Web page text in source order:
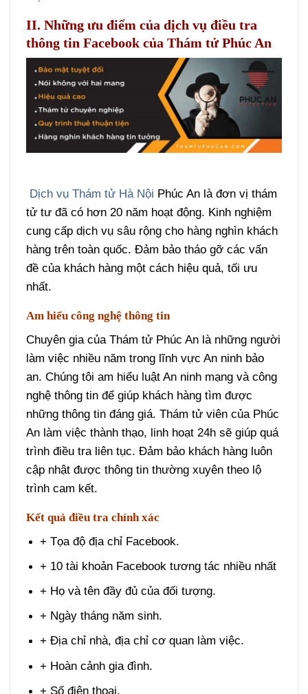
II. Những ưu điểm của dịch vụ điều tra
thông tin Facebook của Thám tử Phúc An
Dịch vụ Thám tử Hà Nội Phúc An là đơn vị thám
tử tư đã có hơn 20 năm hoạt động. Kinh nghiệm
cung cấp dịch vụ sâu rộng cho hàng nghìn khách
hàng trên toàn quốc. Đảm bảo tháo gỡ các vấn
đề của khách hàng một cách hiệu quả, tối ưu
nhất.
Am hiểu công nghệ thông tin
Chuyên gia của Thám tử Phúc An là những người
làm việc nhiều năm trong lĩnh vực An ninh bảo
an. Chúng tôi am hiểu luật An ninh mạng và công
nghệ thông tin để giúp khách hàng tìm được
những thông tin đáng giá. Thám tử viên của Phúc
An làm việc thành thạo, linh hoạt 24h sẽ giúp quá
trình điều tra liên tục. Đảm bảo khách hàng luôn
cập nhật được thông tin thường xuyên theo lộ
trình cam kết.
Kết quả điều tra chính xác
+ Tọa độ địa chỉ Facebook.
+ 10 tài khoản Facebook tương tác nhiều nhất
+ Họ và tên đầy đủ của đối tượng.
+ Ngày tháng năm sinh.
+ Địa chỉ nhà, địa chỉ cơ quan làm việc.
+ Hoàn cảnh gia đình.
+ Số điện thoại.